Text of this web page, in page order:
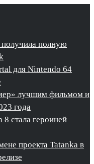
полную
для Nintendo 64
лучшим фильмом и
года
8 стала героиней
проекта Tatanka в